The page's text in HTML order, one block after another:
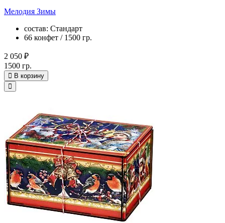
Мелодия Зимы
состав: Стандарт
66 конфет / 1500 гр.
2 050 ₽
1500 гр.
В корзину